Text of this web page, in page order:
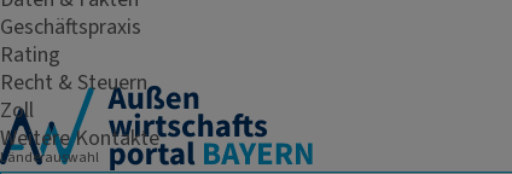
Geschäftspraxis
Rating
Recht & Steuern
Zoll
Weitere Kontakte
Länderauswahl